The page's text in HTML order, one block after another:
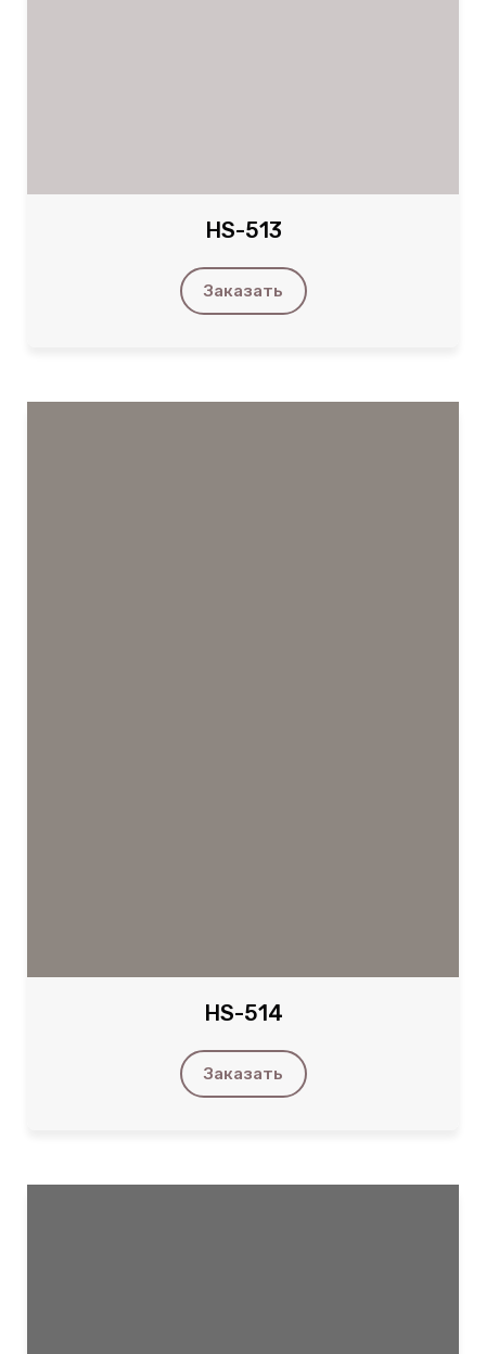
HS-513
Заказать
HS-514
Заказать